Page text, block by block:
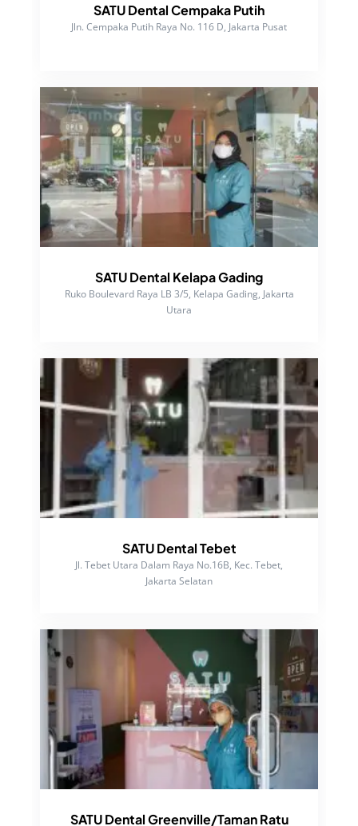
SATU Dental Cempaka Putih
Jln. Cempaka Putih Raya No. 116 D, Jakarta Pusat
SATU Dental Kelapa Gading
Ruko Boulevard Raya LB 3/5, Kelapa Gading, Jakarta
Utara
SATU Dental Tebet
Jl. Tebet Utara Dalam Raya No.16B, Kec. Tebet,
Jakarta Selatan
SATU Dental Greenville/Taman Ratu